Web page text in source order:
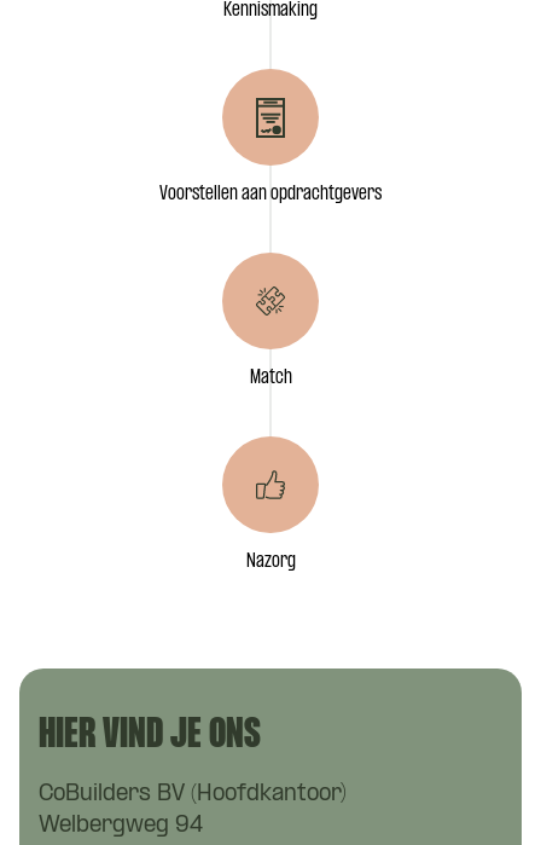
Kennismaking
Voorstellen aan opdrachtgevers
Match
Nazorg
HIER VIND JE ONS
CoBuilders BV (Hoofdkantoor)
Welbergweg 94